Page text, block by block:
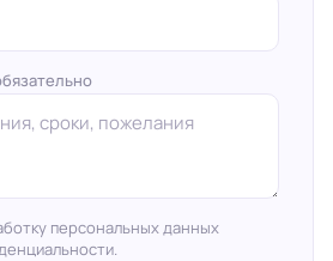
персональных данных